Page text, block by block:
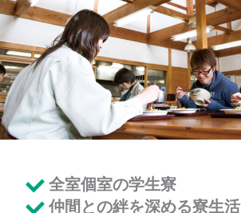
全室個室の学生寮
仲間との絆を深める寮生活